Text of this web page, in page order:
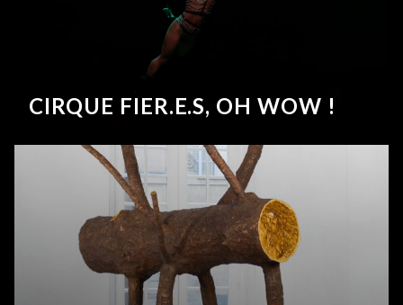
CIRQUE FIER.E.S, OH WOW !